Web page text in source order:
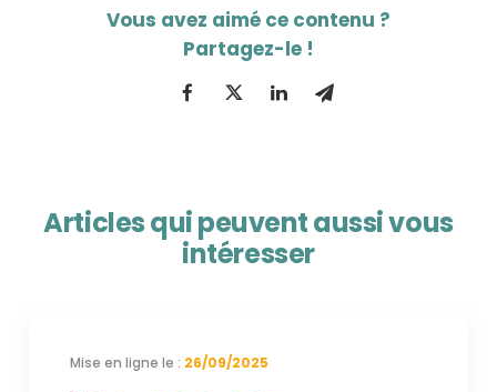
Articles qui peuvent aussi vous
intéresser
26/09/2025